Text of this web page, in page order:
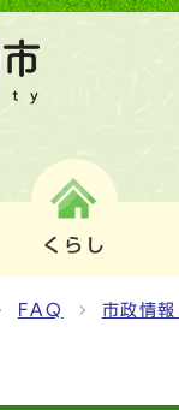
くらし
FAQ 市政情